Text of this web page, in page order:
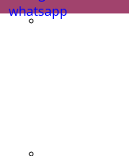
Gite ed
whatsapp